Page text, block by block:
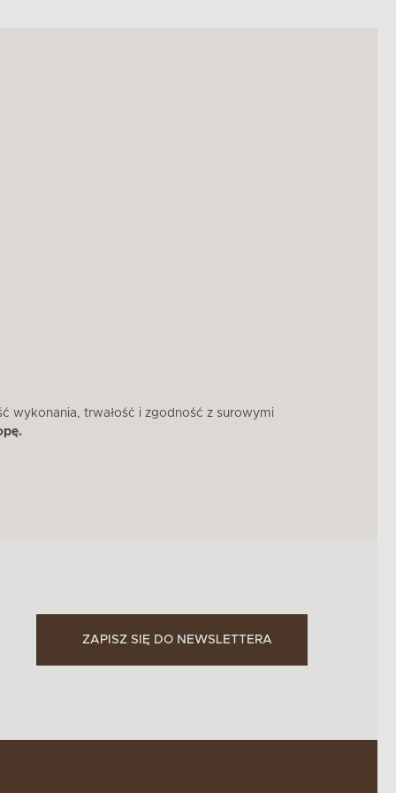
wykonania, trwałość i zgodność z surowymi
ZAPISZ SIĘ DO NEWSLETTERA